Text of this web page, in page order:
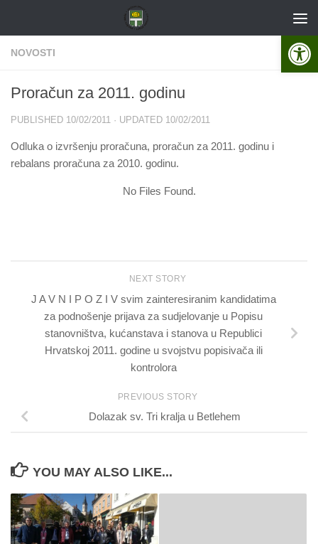
NOVOSTI
Proračun za 2011. godinu
PUBLISHED 10/02/2011 · UPDATED 10/02/2011
Odluka o izvršenju proračuna, proračun za 2011. godinu i
rebalans proračuna za 2010. godinu.
No Files Found.
NEXT STORY
J A V N I P O Z I V svim zainteresiranim kandidatima
za podnošenje prijava za sudjelovanje u Popisu
stanovništva, kućanstava i stanova u Republici
Hrvatskoj 2011. godine u svojstvu popisivača ili
kontrolora
PREVIOUS STORY
Dolazak sv. Tri kralja u Betlehem
YOU MAY ALSO LIKE...